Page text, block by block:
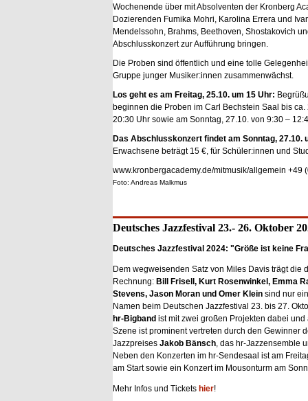
Wochenende über mit Absolventen der Kronberg
Dozierenden Fumika Mohri, Karolina Errera und
Mendelssohn, Brahms, Beethoven, Shostakovich
Abschlusskonzert zur Aufführung bringen.
Die Proben sind öffentlich und eine tolle
Gruppe junger Musiker:innen zusammenwächst.
Los geht es am Freitag, 25.10. um 15 Uhr:
beginnen die Proben im Carl Bechstein Saal bis
20:30 Uhr sowie am Sonntag, 27.10. von 9:30 –
Das Abschlusskonzert findet am Sonntag, 27.10.
Erwachsene beträgt 15 €, für Schüler:innen und
www.kronbergacademy.de/mitmusik/allgemein +49
Foto: Andreas Malkmus
Deutsches Jazzfestival 23.- 26. Oktober
Deutsches Jazzfestival 2024: "Größe ist keine
Dem wegweisenden Satz von Miles Davis trägt die
Rechnung: Bill Frisell, Kurt Rosenwinkel, Emma
Stevens, Jason Moran und Omer Klein sind nur
Namen beim Deutschen Jazzfestival 23. bis 27.
hr-Bigband ist mit zwei großen Projekten dabei
Szene ist prominent vertreten durch den Gewinner
Jazzpreises Jakob Bänsch, das hr-Jazzensemble
Neben den Konzerten im hr-Sendesaal ist am
am Start sowie ein Konzert im Mousonturm am
Mehr Infos und Tickets hier!